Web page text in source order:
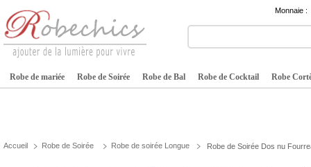
Monnaie :
Robe de mariée Robe de Soirée Robe de Bal Robe de Cocktail Robe
Accueil Robe de Soirée Robe de soirée Longue Robe de Soirée Dos nu